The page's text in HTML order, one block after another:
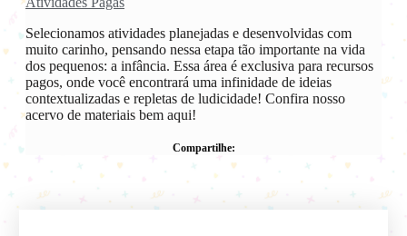
Selecionamos atividades planejadas e desenvolvidas com
muito carinho, pensando nessa etapa tão importante na vida
dos pequenos: a infância. Essa área é exclusiva para recursos
pagos, onde você encontrará uma infinidade de ideias
contextualizadas e repletas de ludicidade! Confira nosso
acervo de materiais bem aqui!
Compartilhe: